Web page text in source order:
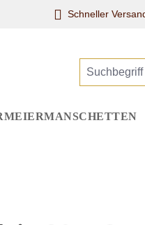
Schneller